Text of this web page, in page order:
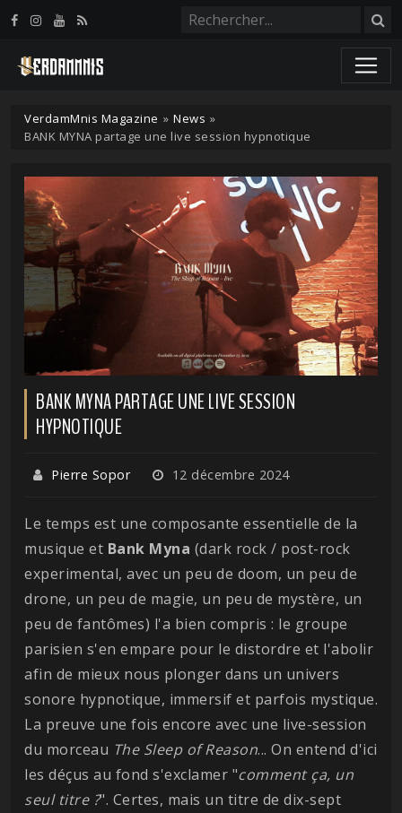
VerdamMnis Magazine » News »
BANK MYNA partage une live session hypnotique
BANK MYNA PARTAGE UNE LIVE SESSION
HYPNOTIQUE
Pierre Sopor 12 décembre 2024
Le temps est une composante essentielle de la
musique et Bank Myna (dark rock / post-rock
experimental, avec un peu de doom, un peu de
drone, un peu de magie, un peu de mystère, un
peu de fantômes) l'a bien compris : le groupe
parisien s'en empare pour le distordre et l'abolir
afin de mieux nous plonger dans un univers
sonore hypnotique, immersif et parfois mystique.
La preuve une fois encore avec une live-session
du morceau The Sleep of Reason... On entend d'ici
les déçus au fond s'exclamer "comment ça, un
seul titre ?". Certes, mais un titre de dix-sept
Panneau de gestion des cookies